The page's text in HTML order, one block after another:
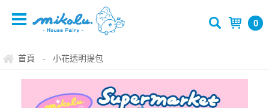
0
首頁 - 小花透明提包